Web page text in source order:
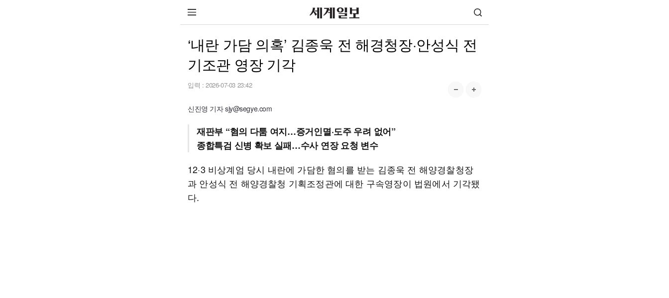
‘내란 가담 의혹’ 김종욱 전 해경청장·안성식 전
기조관 영장 기각
입력 : 2026-07-03 23:42
신진영 기자 sjy@segye.com
재판부 “혐의 다툼 여지…증거인멸·도주 우려 없어”
종합특검 신병 확보 실패…수사 연장 요청 변수
12·3 비상계엄 당시 내란에 가담한 혐의를 받는 김종욱 전 해양경찰청장
과 안성식 전 해양경찰청 기획조정관에 대한 구속영장이 법원에서 기각됐
다.